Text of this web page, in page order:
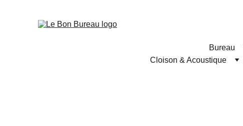
Bureau
Cloison & Acoustique